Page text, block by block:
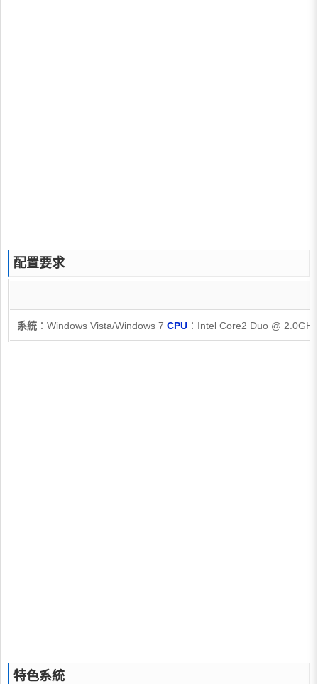
配置要求
系統 ：Windows Vista/Windows 7 CPU ：Intel Core2 Duo @
特色系統